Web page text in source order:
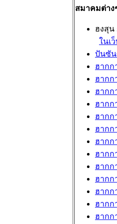
สมาคมต่าง
ฮงสุน
ในเ
ปันซัน
ฮากก
ฮาก
ฮากก
ฮากก
ฮากก
ฮากก
ฮากก
ฮากก
ฮากก
ฮากก
ฮากก
ฮากก
ฮากก